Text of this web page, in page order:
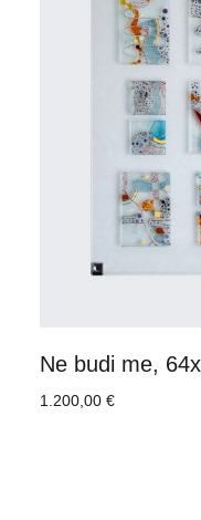
Ne budi me,
1.200,00 €